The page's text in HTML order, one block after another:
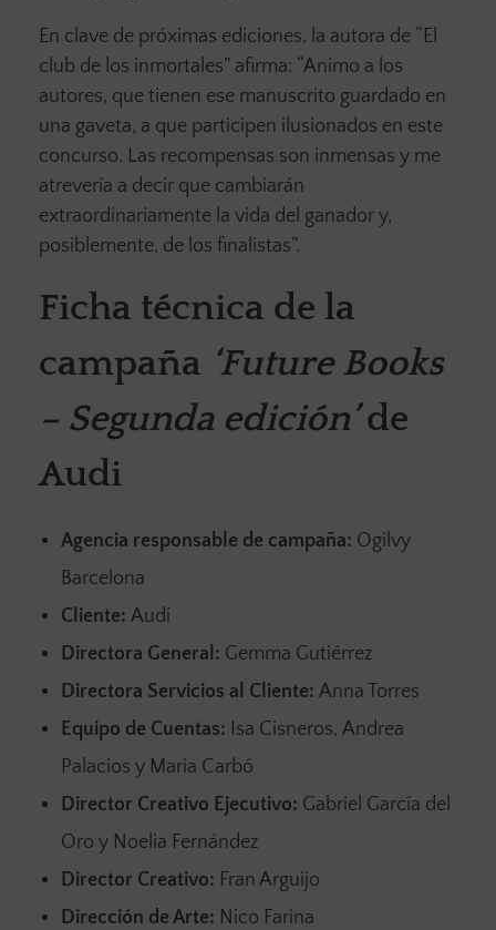
En clave de próximas ediciones, la autora de “El
club de los inmortales” afirma: “Animo a los
autores, que tienen ese manuscrito guardado en
una gaveta, a que participen ilusionados en este
concurso. Las recompensas son inmensas y me
atrevería a decir que cambiarán
extraordinariamente la vida del ganador y,
posiblemente, de los finalistas”.
Ficha técnica de la
campaña ‘Future Books
– Segunda edición’de
Audi
Agencia responsable de campaña: Ogilvy
Barcelona
Cliente: Audi
Directora General: Gemma Gutiérrez
Directora Servicios al Cliente: Anna Torres
Equipo de Cuentas: Isa Cisneros, Andrea
Palacios y Maria Carbó
Director Creativo Ejecutivo: Gabriel García del
Oro y Noelia Fernández
Director Creativo: Fran Arguijo
Dirección de Arte: Nico Farina